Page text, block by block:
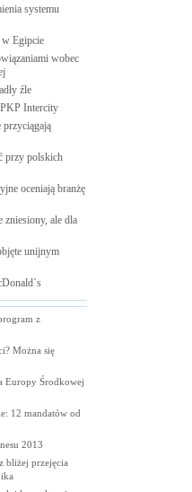
systemu
w Egipcie
wobec
źle
Intercity
przyciągają
przy polskich
oceniają branżę
zniesiony, ale dla
unijnym
z
Można się
Europy Środkowej
12 mandatów od
2013
bliżej przejęcia